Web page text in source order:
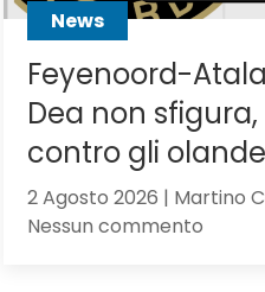
News
Feyenoord-
Dea non
contro gli
2 Agosto 2026 | Martino
Nessun commentosu